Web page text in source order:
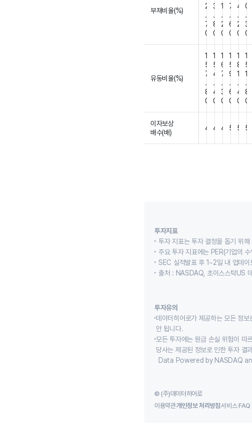
부채비율(%)
2
.
7
0
3
.
8
0
1
.
2
0
7
.
6
0
4
.
2
0
0
.
3
0
유동비율(%)
1
5
7
.
8
0
1
5
4
.
4
0
1
6
7
.
3
0
1
5
9
.
6
0
1
8
1
.
4
0
1
5
1
.
8
0
이자보상
배수(배)
4 4 4 5 5 5
투자지표
투자 지표는 투자 결정을 돕기 위
주요 투자 지표에는 PER(기업의
SEC 실적발표 후 1~2일 내 업데이
출처 : NASDAQ, 초이스스탁US
투자유의
데이터히어로가 제공하는 모든 정
안 됩니다.
모든 투자에는 원금 손실 위험이 따
당사는 제공된 정보로 인한 투자 결
Data Powered by NASDAQ
© (주)데이터히어로
이용약관개인정보 처리방침서비스 FAQ